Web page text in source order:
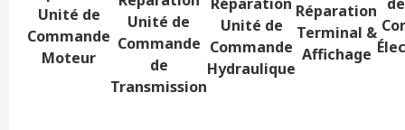
Unité de
Commande
Moteur
Unité de
Commande
de
Transmission
Unité de
Commande
Hydraulique
Réparation
Terminal &
Affichage